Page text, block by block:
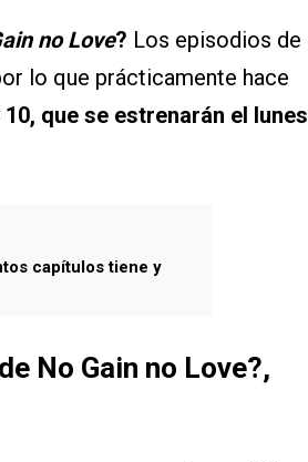
no Love? Los episodios de
lo que prácticamente hace
que se estrenarán el lunes
capítulos tiene y
No Gain no Love?,